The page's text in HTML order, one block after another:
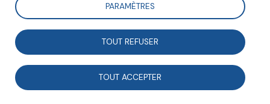
Septembre 2024 (2)
Juillet 2024 (2)
Juin 2024 (2)
Mai 2024 (2)
PARAMÈTRES
TOUT REFUSER
TOUT ACCEPTER